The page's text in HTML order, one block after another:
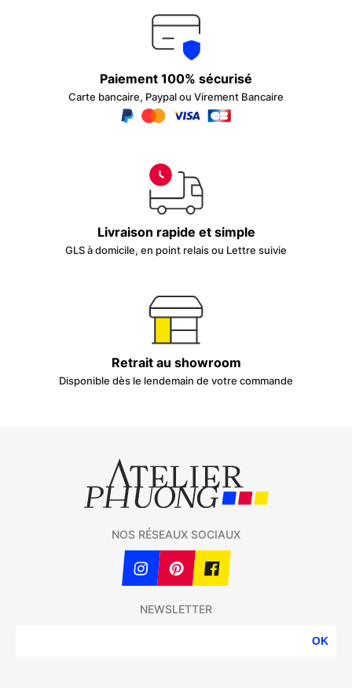
Paiement 100% sécurisé
Carte bancaire, Paypal ou Virement Bancaire
Livraison rapide et simple
GLS à domicile, en point relais ou Lettre suivie
Retrait au showroom
Disponible dès le lendemain de votre commande
NEWSLETTER
OK
NOS RÉSEAUX SOCIAUX